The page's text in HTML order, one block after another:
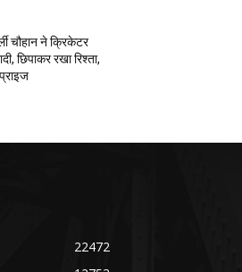
चौहान ने क्रिकेटर
छिपाकर रखा रिश्ता,
22472